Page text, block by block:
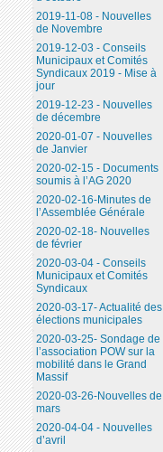
2019-11-08 - Nouvelles
de Novembre
2019-12-03 - Conseils
Municipaux et Comités
Syndicaux 2019 - Mise à
jour
2019-12-23 - Nouvelles
de décembre
2020-01-07 - Nouvelles
de Janvier
2020-02-15 - Documents
soumis à l’AG 2020
2020-02-16-Minutes de
l’Assemblée Générale
2020-02-18- Nouvelles
de février
2020-03-04 - Conseils
Municipaux et Comités
Syndicaux
2020-03-17- Actualité des
élections municipales
2020-03-25- Sondage de
l’association POW sur la
mobilité dans le Grand
Massif
2020-03-26-Nouvelles de
mars
2020-04-04 - Nouvelles
d’avril